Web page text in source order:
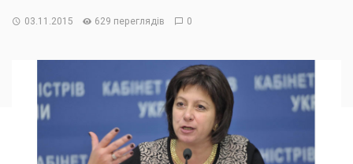
03.11.2015 629 переглядів 0